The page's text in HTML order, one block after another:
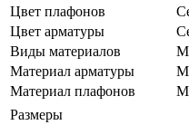
Цвет плафонов
Цвет арматуры
Виды материалов
Материал арматуры
Материал плафонов
Размеры